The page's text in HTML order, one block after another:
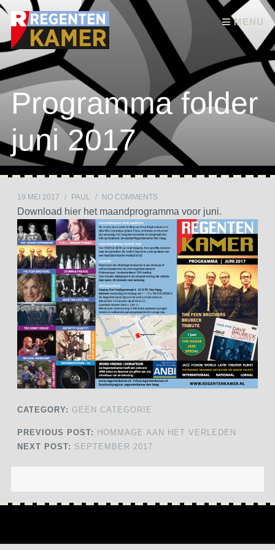
MENU
Skip to content
Programma folder
juni 2017
19 MEI 2017 / PAUL / NO COMMENTS
Download hier het maandprogramma voor juni.
CATEGORY: GEEN CATEGORIE
PREVIOUS POST: HOMMAGE AAN HET VERLEDEN
NEXT POST: SEPTEMBER 2017